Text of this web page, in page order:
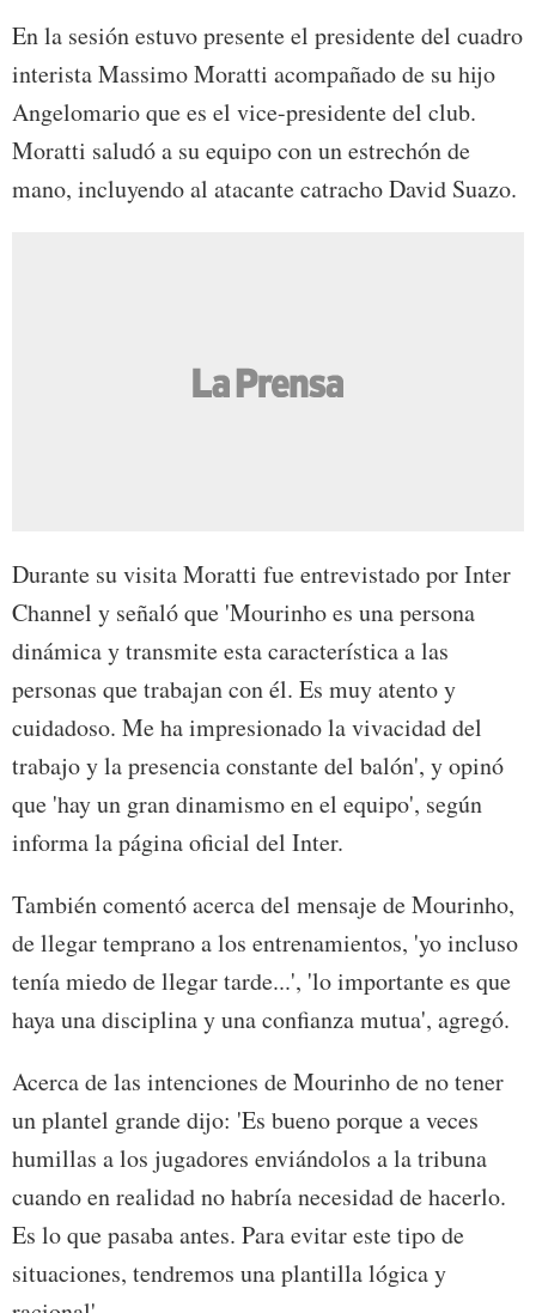
En la sesión estuvo presente el presidente del cuadro
interista Massimo Moratti acompañado de su hijo
Angelomario que es el vice-presidente del club.
Moratti saludó a su equipo con un estrechón de
mano, incluyendo al atacante catracho David Suazo.
Durante su visita Moratti fue entrevistado por Inter
Channel y señaló que 'Mourinho es una persona
dinámica y transmite esta característica a las
personas que trabajan con él. Es muy atento y
cuidadoso. Me ha impresionado la vivacidad del
trabajo y la presencia constante del balón', y opinó
que 'hay un gran dinamismo en el equipo', según
informa la página oficial del Inter.
También comentó acerca del mensaje de Mourinho,
de llegar temprano a los entrenamientos, 'yo incluso
tenía miedo de llegar tarde...', 'lo importante es que
haya una disciplina y una confianza mutua', agregó.
Acerca de las intenciones de Mourinho de no tener
un plantel grande dijo: 'Es bueno porque a veces
humillas a los jugadores enviándolos a la tribuna
cuando en realidad no habría necesidad de hacerlo.
Es lo que pasaba antes. Para evitar este tipo de
situaciones, tendremos una plantilla lógica y